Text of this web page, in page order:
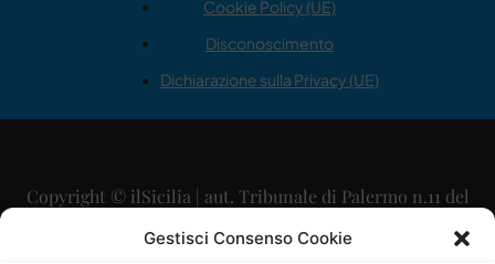
Gestisci Consenso Cookie
Cookie Policy (UE)
Disconoscimento
Dichiarazione sulla Privacy (UE)
Copyright © ilSicilia | aut. Tribunale di Palermo n.11 del
29/09/2015